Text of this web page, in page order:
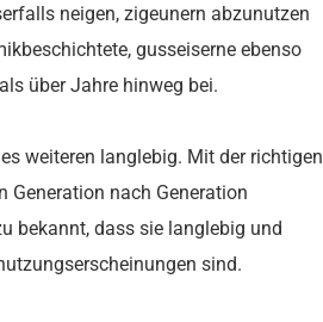
neigen, zigeunern abzunutzen
gusseiserne ebenso
über Jahre hinweg bei.
weiteren langlebig. Mit der richtigen
Generation nach Generation
bekannt, dass sie langlebig und
sind.